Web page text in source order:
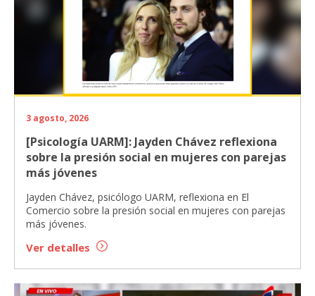
3 agosto, 2026
[Psicología UARM]: Jayden Chávez reflexiona
sobre la presión social en mujeres con parejas
más jóvenes
Jayden Chávez, psicólogo UARM, reflexiona en El
Comercio sobre la presión social en mujeres con parejas
más jóvenes.
Ver detalles